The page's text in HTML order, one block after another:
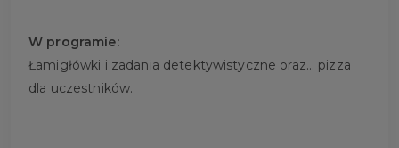
W programie:
Łamigłówki i zadania detektywistyczne oraz… pizza
dla uczestników.